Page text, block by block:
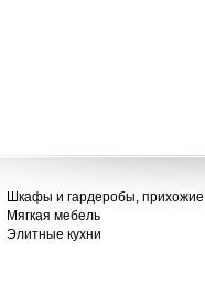
Шкафы и гардеробы, прихожие
Мягкая мебель
Элитные кухни